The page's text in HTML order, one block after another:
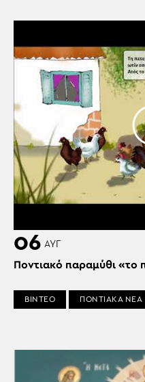
06 ΑΥΓ
Ποντιακό παραμύθι «το
ΒΙΝΤΕΟ ΠΟΝΤΙΑΚΑ ΝΕΑ